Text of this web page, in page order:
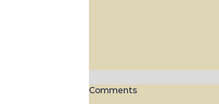
Comments